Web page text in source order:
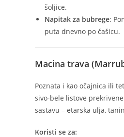
šoljice.
Napitak za bubrege:
puta dnevno po čašicu.
Macina trava
Poznata i kao očajnica ili
sivo-bele listove
sastavu – etarska ulja,
Koristi se za: